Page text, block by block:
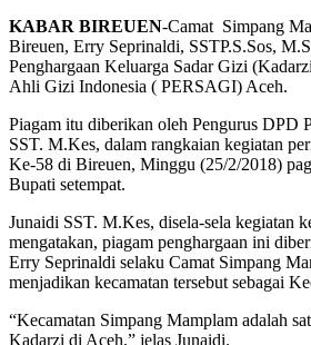
KABAR BIREUEN-Camat Simpang
Bireuen, Erry Seprinaldi, SSTP.S.Sos,
Penghargaan Keluarga Sadar Gizi
Ahli Gizi Indonesia ( PERSAGI) Aceh.
Piagam itu diberikan oleh Pengurus DPD
SST. M.Kes, dalam rangkaian kegiatan
Ke-58 di Bireuen, Minggu (25/2/2018)
Bupati setempat.
Junaidi SST. M.Kes, disela-sela kegiatan
mengatakan, piagam penghargaan ini
Erry Seprinaldi selaku Camat Simpang
menjadikan kecamatan tersebut sebagai
“Kecamatan Simpang Mamplam adalah
Kadarzi di Aceh,” jelas Junaidi.